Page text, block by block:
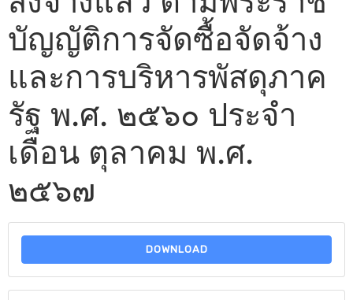
บัญญัติการจัดซื้อจัดจ้าง
และการบริหารพัสดุภาค
รัฐ พ.ศ. ๒๕๖๐ ประจำ
เดือน ตุลาคม พ.ศ.
๒๕๖๗
DOWNLOAD